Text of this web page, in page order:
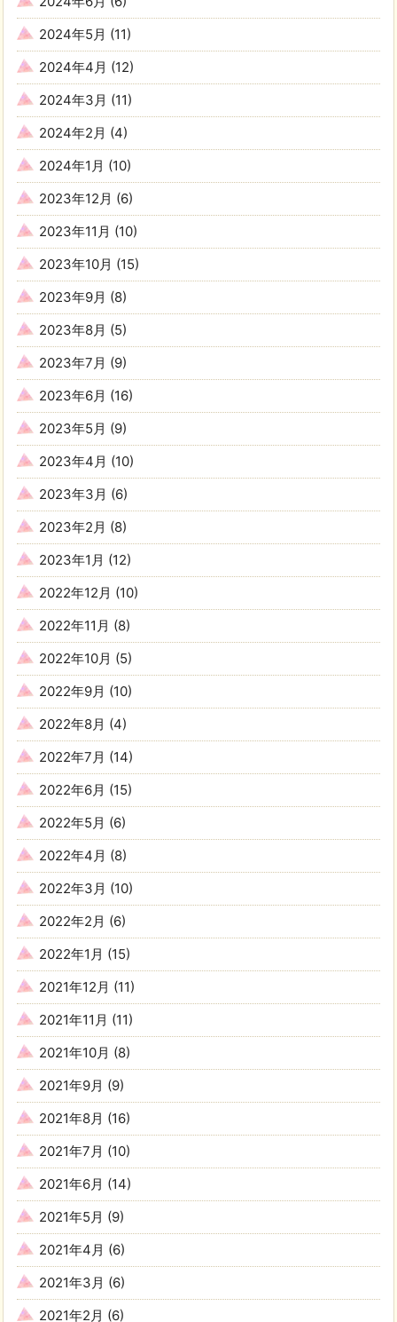
2024年5月 (11)
2024年4月 (12)
2024年3月 (11)
2024年2月 (4)
2024年1月 (10)
2023年12月 (6)
2023年11月 (10)
2023年10月 (15)
2023年9月 (8)
2023年8月 (5)
2023年7月 (9)
2023年6月 (16)
2023年5月 (9)
2023年4月 (10)
2023年3月 (6)
2023年2月 (8)
2023年1月 (12)
2022年12月 (10)
2022年11月 (8)
2022年10月 (5)
2022年9月 (10)
2022年8月 (4)
2022年7月 (14)
2022年6月 (15)
2022年5月 (6)
2022年4月 (8)
2022年3月 (10)
2022年2月 (6)
2022年1月 (15)
2021年12月 (11)
2021年11月 (11)
2021年10月 (8)
2021年9月 (9)
2021年8月 (16)
2021年7月 (10)
2021年6月 (14)
2021年5月 (9)
2021年4月 (6)
2021年3月 (6)
2021年2月 (6)